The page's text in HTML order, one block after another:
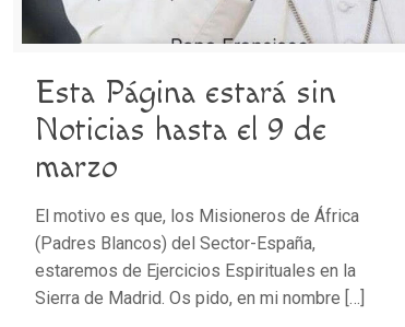
Esta Página estará sin
Noticias hasta el 9 de
marzo
El motivo es que, los Misioneros de África
(Padres Blancos) del Sector-España,
estaremos de Ejercicios Espirituales en la
Sierra de Madrid. Os pido, en mi nombre […]